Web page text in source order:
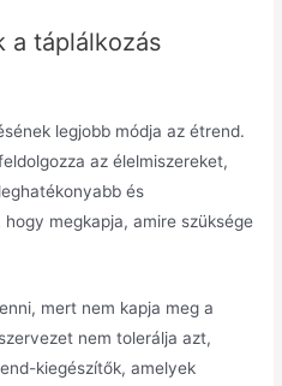
a táplálkozás
legjobb módja az étrend.
az élelmiszereket,
és
megkapja, amire szüksége
mert nem kapja meg a
nem tolerálja azt,
kiegészítők, amelyek